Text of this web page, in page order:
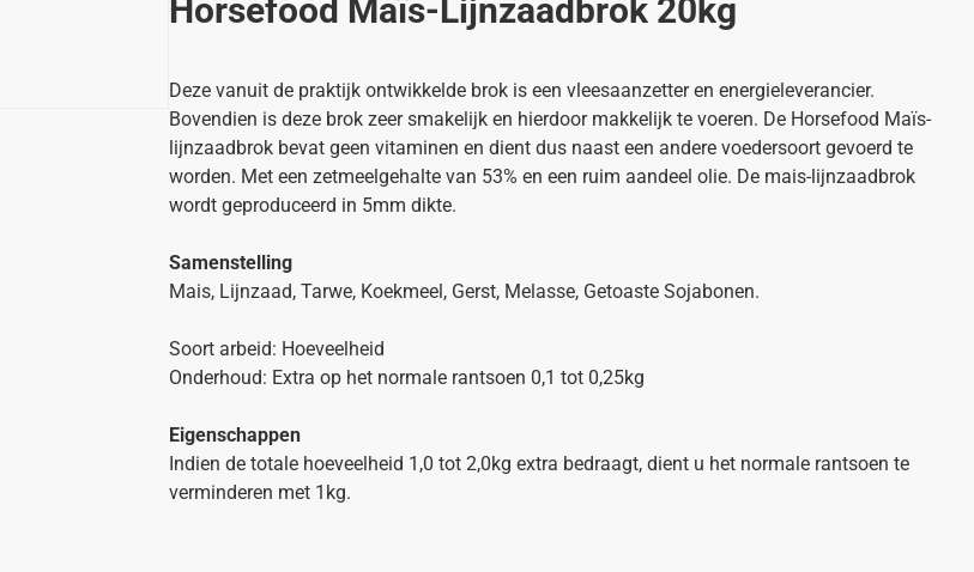
Horsefood Maïs-Lijnzaadbrok 20kg
Deze vanuit de praktijk ontwikkelde brok is een vleesaanzetter en energieleverancier.
Bovendien is deze brok zeer smakelijk en hierdoor makkelijk te voeren. De Horsefood Maïs-
lijnzaadbrok bevat geen vitaminen en dient dus naast een andere voedersoort gevoerd te
worden. Met een zetmeelgehalte van 53% en een ruim aandeel olie. De mais-lijnzaadbrok
wordt geproduceerd in 5mm dikte.
Samenstelling
Mais, Lijnzaad, Tarwe, Koekmeel, Gerst, Melasse, Getoaste Sojabonen.
Soort arbeid: Hoeveelheid
Onderhoud: Extra op het normale rantsoen 0,1 tot 0,25kg
Eigenschappen
Indien de totale hoeveelheid 1,0 tot 2,0kg extra bedraagt, dient u het normale rantsoen te
verminderen met 1kg.